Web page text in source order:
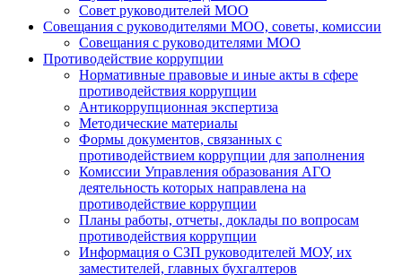
Совет руководителей МОО
Совещания с руководителями МОО, советы, комиссии
Совещания с руководителями МОО
Противодействие коррупции
Нормативные правовые и иные акты в сфере
противодействия коррупции
Антикоррупционная экспертиза
Методические материалы
Формы документов, связанных с
противодействием коррупции для заполнения
Комиссии Управления образования АГО
деятельность которых направлена на
противодействие коррупции
Планы работы, отчеты, доклады по вопросам
противодействия коррупции
Информация о СЗП руководителей МОУ, их
заместителей, главных бухгалтеров